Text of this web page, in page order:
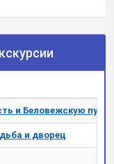
и Беловежскую пущу
и дворец